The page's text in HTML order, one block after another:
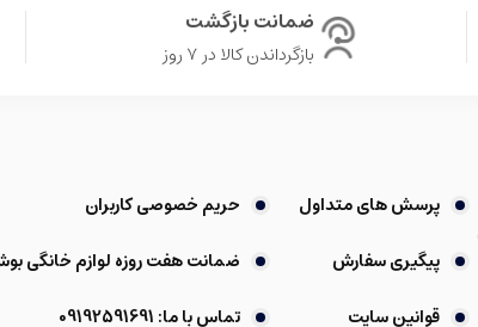
پیگیری سفارش
ضمانت هفت روزه لوازم خانگی بوش
قوانین سایت
تماس با ما: 09192591691